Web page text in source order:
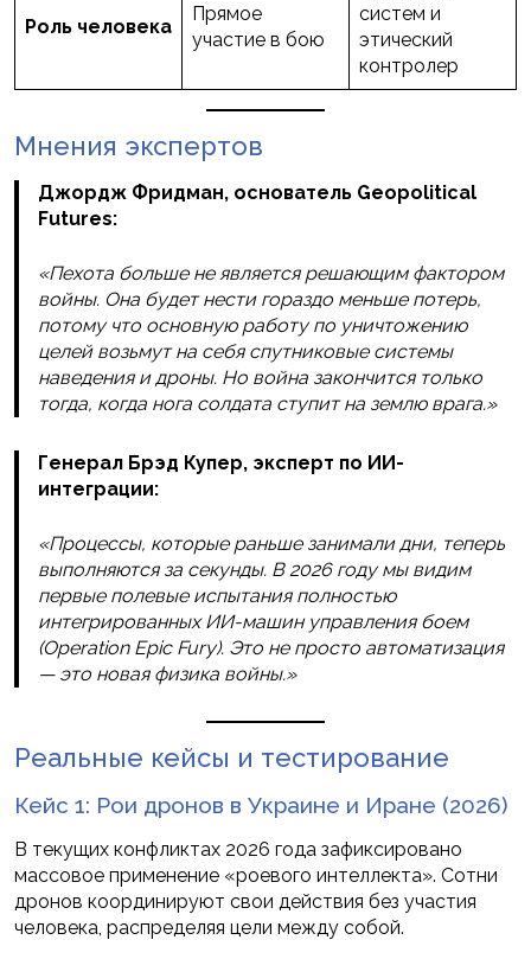
Роль человека
Прямое
участие в бою
систем и
этический
контролер
Мнения экспертов
Джордж Фридман, основатель Geopolitical
Futures:
«Пехота больше не является решающим фактором
войны. Она будет нести гораздо меньше потерь,
потому что основную работу по уничтожению
целей возьмут на себя спутниковые системы
наведения и дроны. Но война закончится только
тогда, когда нога солдата ступит на землю врага.»
Генерал Брэд Купер, эксперт по ИИ-
интеграции:
«Процессы, которые раньше занимали дни, теперь
выполняются за секунды. В 2026 году мы видим
первые полевые испытания полностью
интегрированных ИИ-машин управления боем
(Operation Epic Fury). Это не просто автоматизация
— это новая физика войны.»
Реальные кейсы и тестирование
Кейс 1: Рои дронов в Украине и Иране (2026)
В текущих конфликтах 2026 года зафиксировано
массовое применение «роевого интеллекта». Сотни
дронов координируют свои действия без участия
человека, распределяя цели между собой.